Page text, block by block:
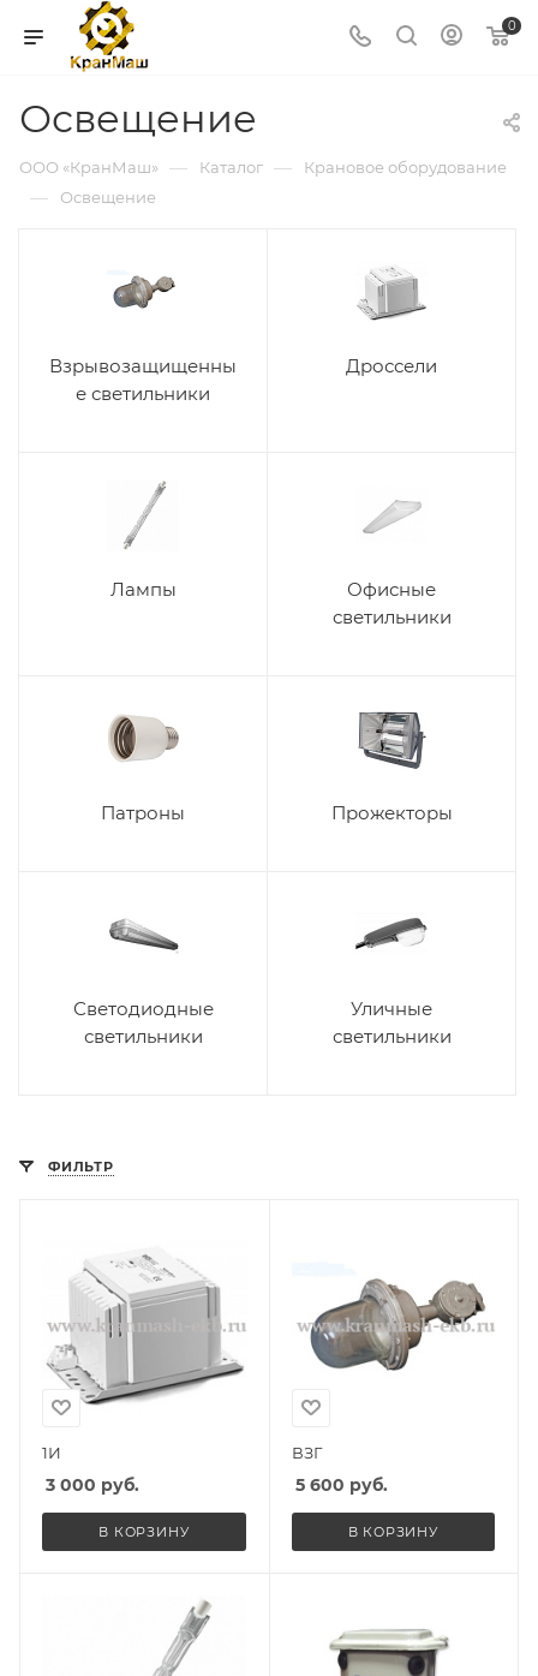
0
Освещение
ООО «КранМаш» — Каталог — Крановое оборудование
— Освещение
Взрывозащищенны
е светильники
Дроссели
Лампы
Офисные
светильники
Патроны Прожекторы
Светодиодные
светильники
Уличные
светильники
ФИЛЬТР
1И
3 000 руб.
В КОРЗИНУ
ВЗГ
5 600 руб.
В КОРЗИНУ